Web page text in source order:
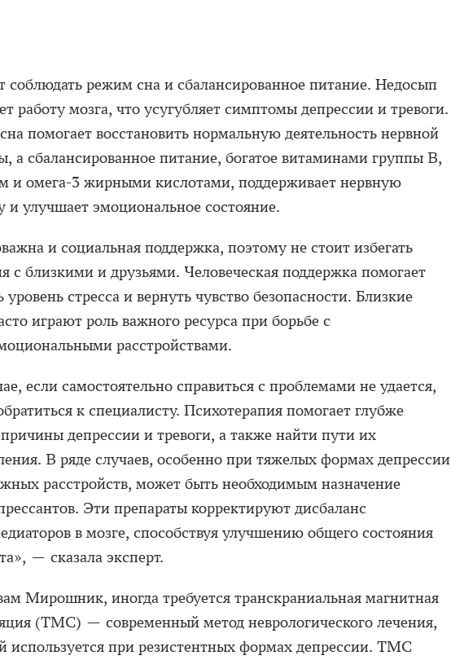
соблюдать режим сна и сбалансированное питание. Недосып
работу мозга, что усугубляет симптомы депрессии и тревоги.
помогает восстановить нормальную деятельность нервной
а сбалансированное питание, богатое витаминами группы B,
и омега-3 жирными кислотами, поддерживает нервную
и улучшает эмоциональное состояние.
и социальная поддержка, поэтому не стоит избегать
с близкими и друзьями. Человеческая поддержка помогает
уровень стресса и вернуть чувство безопасности. Близкие
играют роль важного ресурса при борьбе с
расстройствами.
если самостоятельно справиться с проблемами не удается,
к специалисту. Психотерапия помогает глубже
депрессии и тревоги, а также найти пути их
В ряде случаев, особенно при тяжелых формах депрессии
расстройств, может быть необходимым назначение
Эти препараты корректируют дисбаланс
в мозге, способствуя улучшению общего состояния
— сказала эксперт.
Мирошник, иногда требуется транскраниальная магнитная
(ТМС) — современный метод неврологического лечения,
используется при резистентных формах депрессии. ТМС